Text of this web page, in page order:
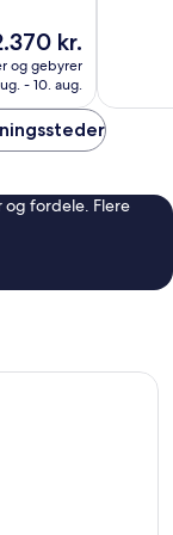
kr.
kr.
og gebyrer
- 10. aug.
fordele. Flere